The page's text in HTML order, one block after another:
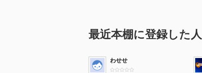
最近本棚に登録した人
わせせ